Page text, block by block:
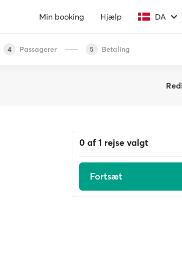
Min booking Hjælp DA
4 Passagerer 5 Betaling
0 af 1 rejse valgt
Fortsæt